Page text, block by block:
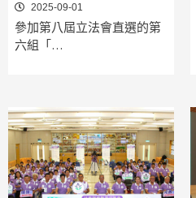
2025-09-01
參加第八屆立法會直選的第
六組「…